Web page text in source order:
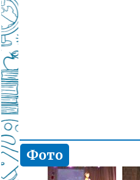
Фото